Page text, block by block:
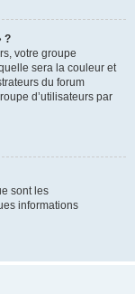
?
votre groupe
sera la couleur et
du forum
d’utilisateurs par
sont les
informations